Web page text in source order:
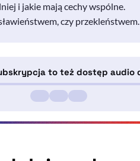
i jakie mają cechy wspólne.
czy przekleństwem.